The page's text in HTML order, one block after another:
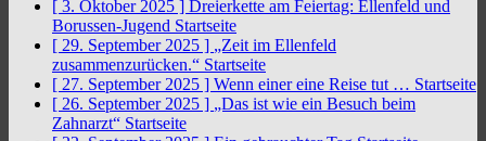
[ 3. Oktober 2025 ] Dreierkette am Feiertag: Ellenfeld und
Borussen-Jugend Startseite
[ 29. September 2025 ] „Zeit im Ellenfeld
zusammenzurücken.“ Startseite
[ 27. September 2025 ] Wenn einer eine Reise tut … Startseite
[ 26. September 2025 ] „Das ist wie ein Besuch beim
Zahnarzt“ Startseite